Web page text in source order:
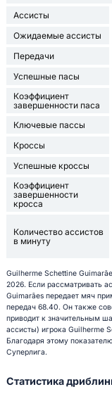
Ассисты
Ожидаемые ассисты
Передачи
Успешные пасы
Коэффициент
завершенности паса
Ключевые пассы
Кроссы
Успешные кроссы
Коэффициент
завершенности
кросса
Количество ассистов
в минуту
Guilherme Schettine
2026. Если рассматривать
Guimarães передает мяч
передач 68.40. Он также
приводит к значительным
ассисты) игрока Guilherme
Благодаря этому
Суперлига.
Статистика